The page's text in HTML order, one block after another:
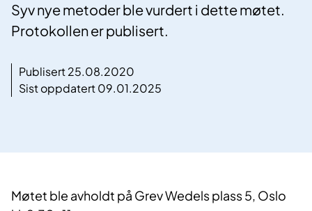
Syv nye metoder ble vurdert i dette møtet.
Protokollen er publisert.
Publisert 25.08.2020
Sist oppdatert 09.01.2025
Møtet ble avholdt på Grev Wedels plass 5, Oslo